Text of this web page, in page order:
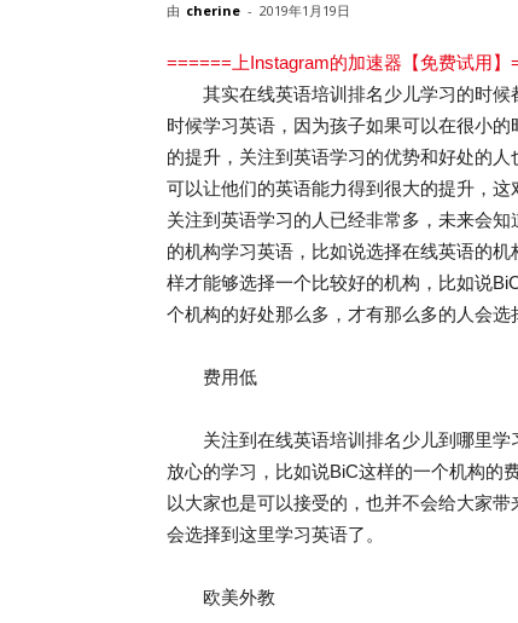
由 cherine - 2019年1月19日
======上Instagram的加速器【免费试用】
其实在线英语培训排名少儿学习的时候
时候学习英语，因为孩子如果可以在很小
的提升，关注到英语学习的优势和好处的
可以让他们的英语能力得到很大的提升，
关注到英语学习的人已经非常多，未来会
的机构学习英语，比如说选择在线英语的
样才能够选择一个比较好的机构，比如说
个机构的好处那么多，才有那么多的人会选
费用低
关注到在线英语培训排名少儿到哪里学
放心的学习，比如说BiC这样的一个机构的
以大家也是可以接受的，也并不会给大家
会选择到这里学习英语了。
欧美外教